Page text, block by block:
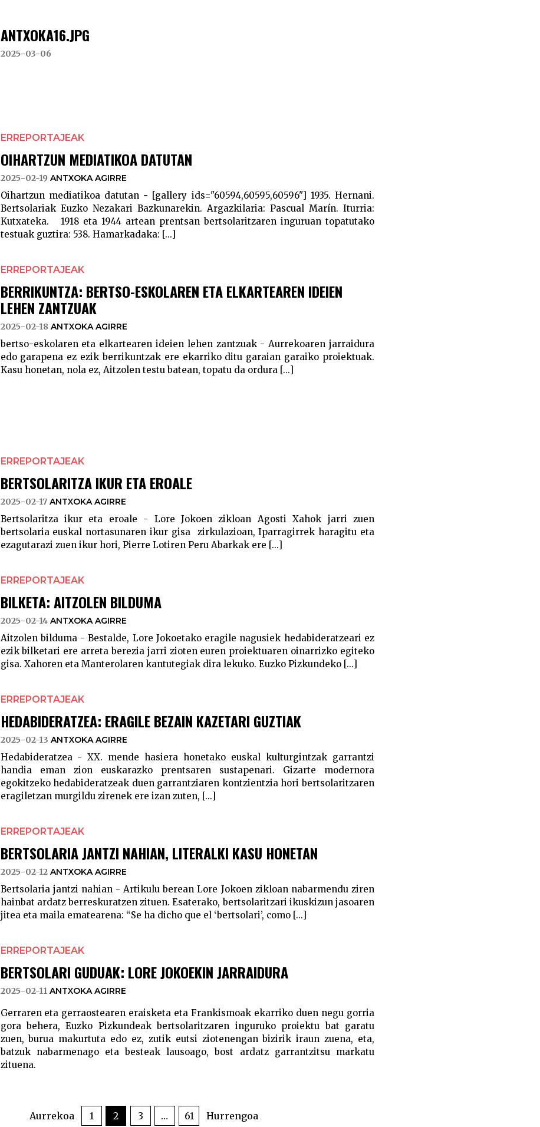
ANTXOKA16.JPG
2025-03-06
ERREPORTAJEAK
OIHARTZUN MEDIATIKOA DATUTAN
2025-02-19 ANTXOKA AGIRRE
Oihartzun mediatikoa datutan - [gallery ids="60594,60595,60596"] 1935. Hernani.
Bertsolariak Euzko Nezakari Bazkunarekin. Argazkilaria: Pascual Marín. Iturria:
Kutxateka. 1918 eta 1944 artean prentsan bertsolaritzaren inguruan topatutako
testuak guztira: 538. Hamarkadaka: [...]
ERREPORTAJEAK
BERRIKUNTZA: BERTSO-ESKOLAREN ETA ELKARTEAREN IDEIEN
LEHEN ZANTZUAK
2025-02-18 ANTXOKA AGIRRE
bertso-eskolaren eta elkartearen ideien lehen zantzuak - Aurrekoaren jarraidura
edo garapena ez ezik berrikuntzak ere ekarriko ditu garaian garaiko proiektuak.
Kasu honetan, nola ez, Aitzolen testu batean, topatu da ordura [...]
ERREPORTAJEAK
BERTSOLARITZA IKUR ETA EROALE
2025-02-17 ANTXOKA AGIRRE
Bertsolaritza ikur eta eroale - Lore Jokoen zikloan Agosti Xahok jarri zuen
bertsolaria euskal nortasunaren ikur gisa zirkulazioan, Iparragirrek haragitu eta
ezagutarazi zuen ikur hori, Pierre Lotiren Peru Abarkak ere [...]
ERREPORTAJEAK
BILKETA: AITZOLEN BILDUMA
2025-02-14 ANTXOKA AGIRRE
Aitzolen bilduma - Bestalde, Lore Jokoetako eragile nagusiek hedabideratzeari ez
ezik bilketari ere arreta berezia jarri zioten euren proiektuaren oinarrizko egiteko
gisa. Xahoren eta Manterolaren kantutegiak dira lekuko. Euzko Pizkundeko [...]
ERREPORTAJEAK
HEDABIDERATZEA: ERAGILE BEZAIN KAZETARI GUZTIAK
2025-02-13 ANTXOKA AGIRRE
Hedabideratzea - XX. mende hasiera honetako euskal kulturgintzak garrantzi
handia eman zion euskarazko prentsaren sustapenari. Gizarte modernora
egokitzeko hedabideratzeak duen garrantziaren kontzientzia hori bertsolaritzaren
eragiletzan murgildu zirenek ere izan zuten, [...]
ERREPORTAJEAK
BERTSOLARIA JANTZI NAHIAN, LITERALKI KASU HONETAN
2025-02-12 ANTXOKA AGIRRE
Bertsolaria jantzi nahian - Artikulu berean Lore Jokoen zikloan nabarmendu ziren
hainbat ardatz berreskuratzen zituen. Esaterako, bertsolaritzari ikuskizun jasoaren
jitea eta maila ematearena: “Se ha dicho que el ‘bertsolari’, como [...]
ERREPORTAJEAK
BERTSOLARI GUDUAK: LORE JOKOEKIN JARRAIDURA
2025-02-11 ANTXOKA AGIRRE
Gerraren eta gerraostearen eraisketa eta Frankismoak ekarriko duen negu gorria
gora behera, Euzko Pizkundeak bertsolaritzaren inguruko proiektu bat garatu
zuen, burua makurtuta edo ez, zutik eutsi ziotenengan bizirik iraun zuena, eta,
batzuk nabarmenago eta besteak lausoago, bost ardatz garrantzitsu markatu
zituena.
Aurrekoa 1 2 3 … 61 Hurrengoa